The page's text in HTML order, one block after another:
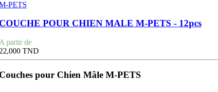
PETS
POUR CHIEN MALE M-PETS - 12pcs
partir de
TND
pour Chien Mâle M-PETS